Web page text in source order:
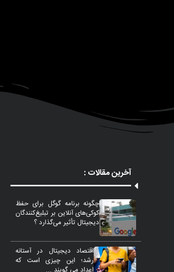
آخرین مقالات :
چگونه برنامه گوگل برای حفظ
کوکی‌های آنلاین بر تبلیغ‌کنندگان
دیجیتال تأثیر می‌گذارد ؟
اقتصاد دیجیتال در آستانه
رشد؛ این چیزی است که